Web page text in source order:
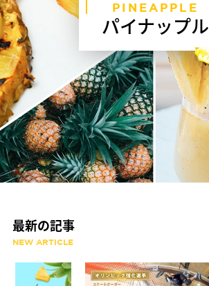
PINEAPPLE
パイナップル
最新の記事
NEW ARTICLE